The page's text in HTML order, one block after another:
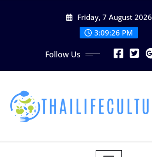
Friday, 7 August 2026
3:09:28 PM
Follow Us